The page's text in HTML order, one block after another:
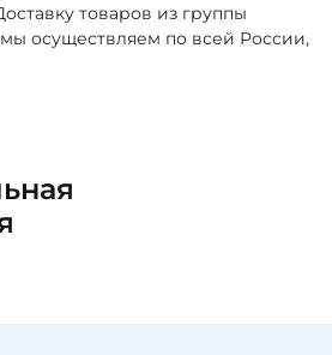
товаров из группы
осуществляем по всей России,